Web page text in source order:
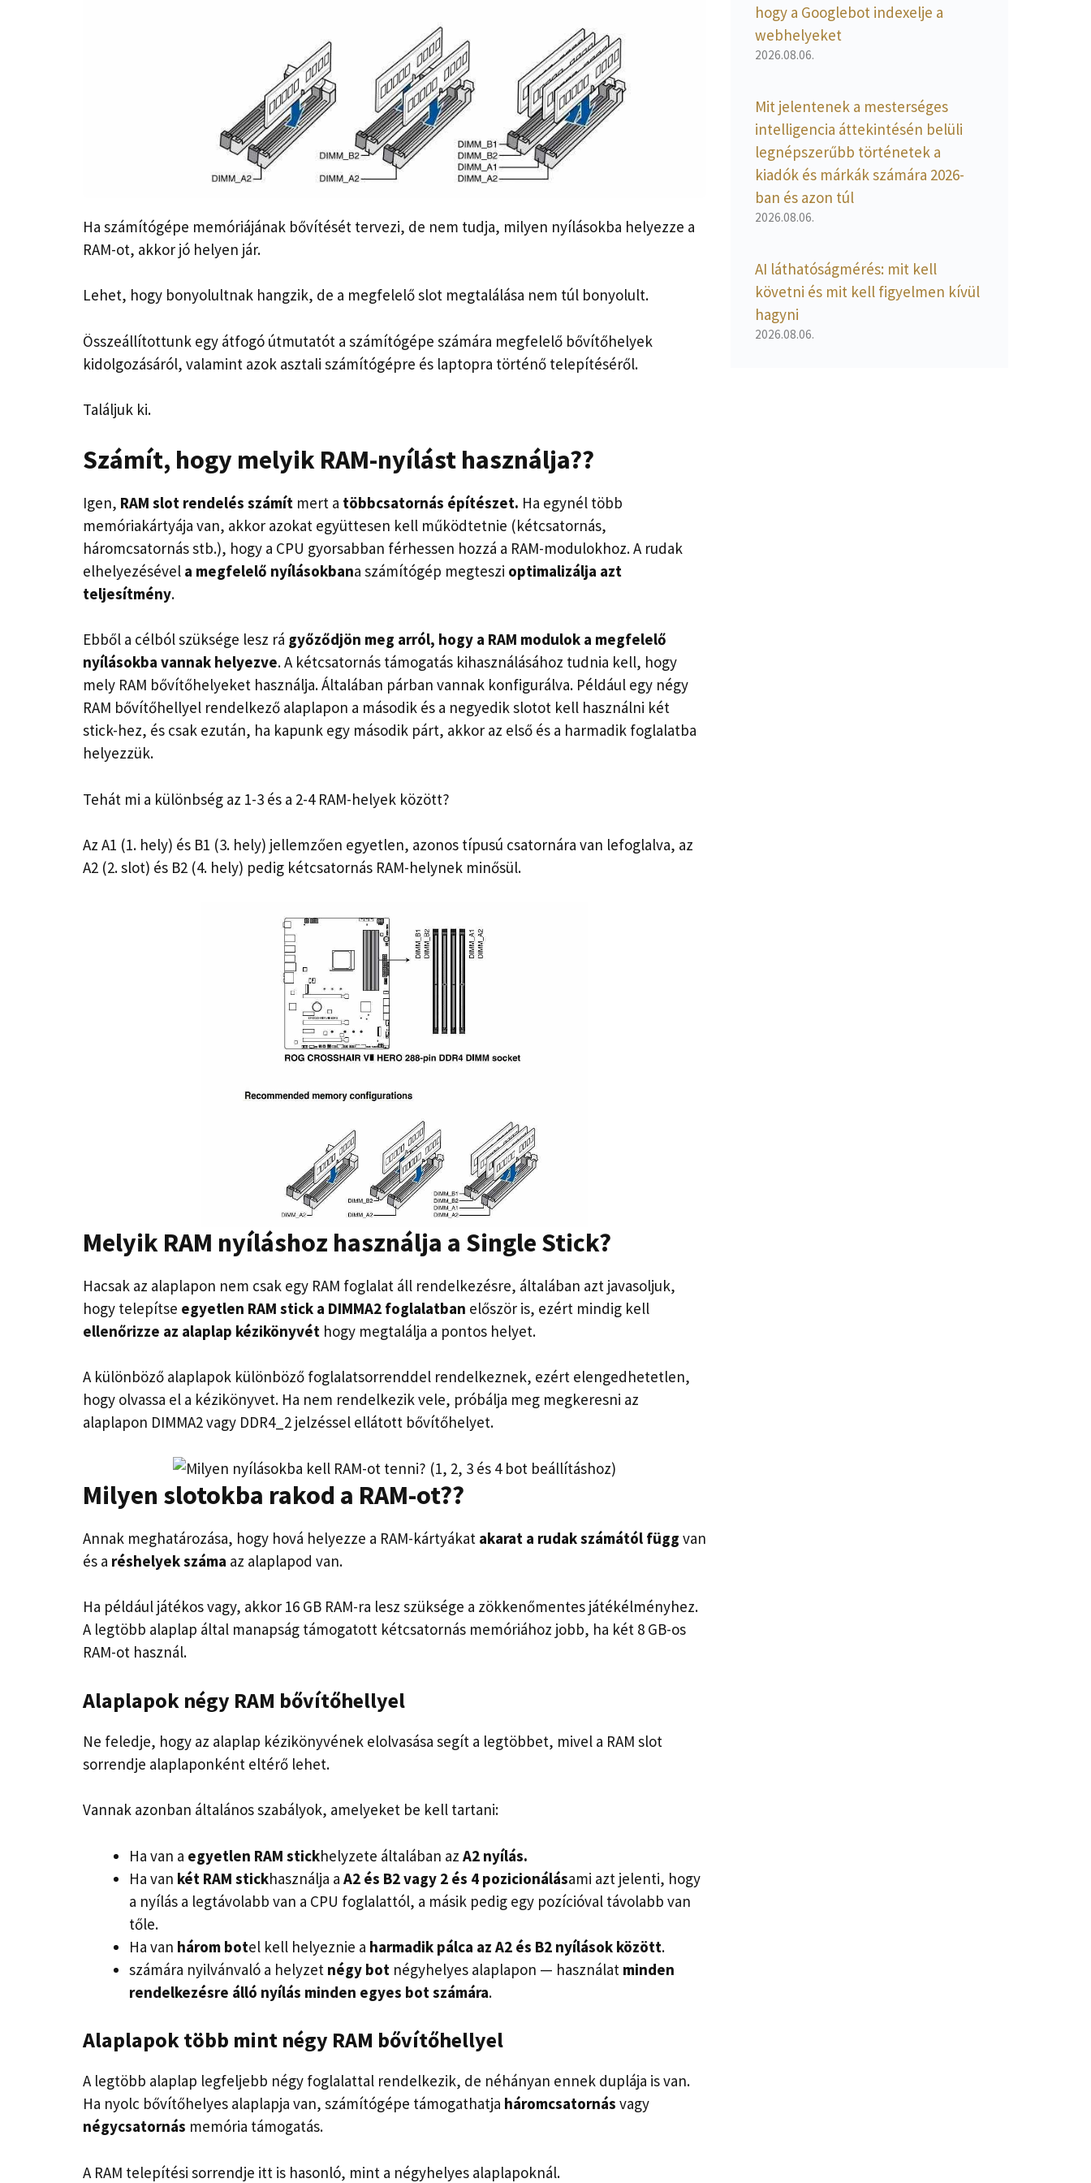
Ha számítógépe memóriájának bővítését tervezi, de nem tudja, milyen nyílásokba helyezze a
RAM-ot, akkor jó helyen jár.
Lehet, hogy bonyolultnak hangzik, de a megfelelő slot megtalálása nem túl bonyolult.
Összeállítottunk egy átfogó útmutatót a számítógépe számára megfelelő bővítőhelyek
kidolgozásáról, valamint azok asztali számítógépre és laptopra történő telepítéséről.
Találjuk ki.
Számít, hogy melyik RAM-nyílást használja??
Igen, RAM slot rendelés számít mert a többcsatornás építészet. Ha egynél több
memóriakártyája van, akkor azokat együttesen kell működtetnie (kétcsatornás,
háromcsatornás stb.), hogy a CPU gyorsabban férhessen hozzá a RAM-modulokhoz. A rudak
elhelyezésével a megfelelő nyílásokbana számítógép megteszi optimalizálja azt
teljesítmény.
Ebből a célból szüksége lesz rá győződjön meg arról, hogy a RAM modulok a megfelelő
nyílásokba vannak helyezve. A kétcsatornás támogatás kihasználásához tudnia kell, hogy
mely RAM bővítőhelyeket használja. Általában párban vannak konfigurálva. Például egy négy
RAM bővítőhellyel rendelkező alaplapon a második és a negyedik slotot kell használni két
stick-hez, és csak ezután, ha kapunk egy második párt, akkor az első és a harmadik foglalatba
helyezzük.
Tehát mi a különbség az 1-3 és a 2-4 RAM-helyek között?
Az A1 (1. hely) és B1 (3. hely) jellemzően egyetlen, azonos típusú csatornára van lefoglalva, az
A2 (2. slot) és B2 (4. hely) pedig kétcsatornás RAM-helynek minősül.
Melyik RAM nyíláshoz használja a Single Stick?
Hacsak az alaplapon nem csak egy RAM foglalat áll rendelkezésre, általában azt javasoljuk,
hogy telepítse egyetlen RAM stick a DIMMA2 foglalatban először is, ezért mindig kell
ellenőrizze az alaplap kézikönyvét hogy megtalálja a pontos helyet.
A különböző alaplapok különböző foglalatsorrenddel rendelkeznek, ezért elengedhetetlen,
hogy olvassa el a kézikönyvet. Ha nem rendelkezik vele, próbálja meg megkeresni az
alaplapon DIMMA2 vagy DDR4_2 jelzéssel ellátott bővítőhelyet.
Milyen slotokba rakod a RAM-ot??
Annak meghatározása, hogy hová helyezze a RAM-kártyákat akarat a rudak számától függ van
és a réshelyek száma az alaplapod van.
Ha például játékos vagy, akkor 16 GB RAM-ra lesz szüksége a zökkenőmentes játékélményhez.
A legtöbb alaplap által manapság támogatott kétcsatornás memóriához jobb, ha két 8 GB-os
RAM-ot használ.
Alaplapok négy RAM bővítőhellyel
Ne feledje, hogy az alaplap kézikönyvének elolvasása segít a legtöbbet, mivel a RAM slot
sorrendje alaplaponként eltérő lehet.
Vannak azonban általános szabályok, amelyeket be kell tartani:
Ha van a egyetlen RAM stickhelyzete általában az A2 nyílás.
Ha van két RAM stickhasználja a A2 és B2 vagy 2 és 4 pozicionálásami azt jelenti, hogy
a nyílás a legtávolabb van a CPU foglalattól, a másik pedig egy pozícióval távolabb van
tőle.
Ha van három botel kell helyeznie a harmadik pálca az A2 és B2 nyílások között.
számára nyilvánvaló a helyzet négy bot négyhelyes alaplapon — használat minden
rendelkezésre álló nyílás minden egyes bot számára.
Alaplapok több mint négy RAM bővítőhellyel
A legtöbb alaplap legfeljebb négy foglalattal rendelkezik, de néhányan ennek duplája is van.
Ha nyolc bővítőhelyes alaplapja van, számítógépe támogathatja háromcsatornás vagy
négycsatornás memória támogatás.
A RAM telepítési sorrendje itt is hasonló, mint a négyhelyes alaplapoknál.
hogy a Googlebot indexelje a
webhelyeket
2026.08.06.
Mit jelentenek a mesterséges
intelligencia áttekintésén belüli
legnépszerűbb történetek a
kiadók és márkák számára 2026-
ban és azon túl
2026.08.06.
AI láthatóságmérés: mit kell
követni és mit kell figyelmen kívül
hagyni
2026.08.06.